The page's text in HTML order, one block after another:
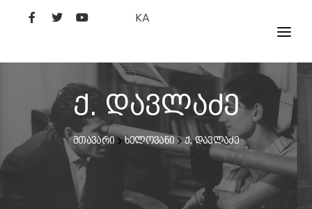
KA
ᲤᲘᲚᲛᲔᲑᲘ
ᲮᲔᲚᲝᲕᲐᲜᲘ
ᲙᲘᲜᲝᲡᲢᲣᲓᲘᲐ
ᲙᲘᲜᲝᲐᲙᲐᲓᲔᲛᲘᲐ
ქ. დავლაძე
მთავარი ხელოვანი ქ. დავლაძე